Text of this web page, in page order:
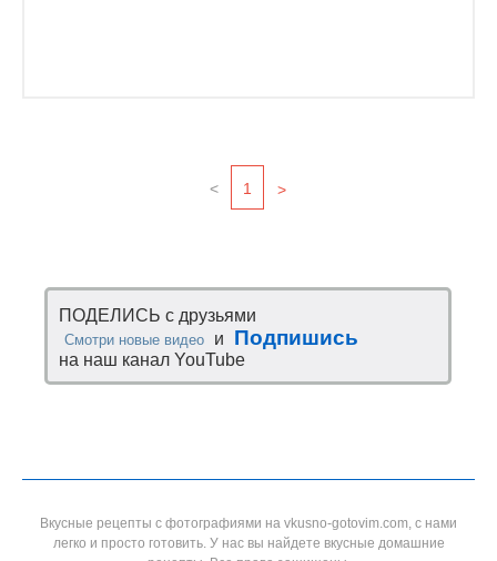
< 1 >
ПОДЕЛИСЬ с друзьями
Смотри новые видео и Подпишись
на наш канал YouTube
Вкусные рецепты с фотографиями на vkusno-gotovim.com, с нами
легко и просто готовить. У нас вы найдете вкусные домашние